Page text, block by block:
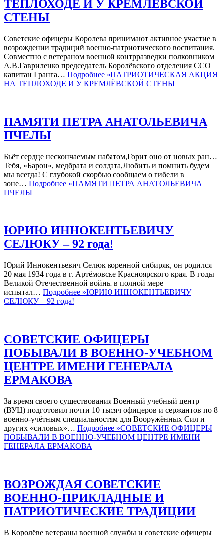
ТЕПЛОХОДЕ И У КРЕМЛЁВСКОЙ
СТЕНЫ
Советские офицеры Королева принимают активное участие в
возрождении традиций военно-патриотического воспитания.
Совместно с ветераном военной контрразведки полковником
А.В.Гавриленко председатель Королёвского отделения ССО
капитан I ранга… Подробнее »ПАТРИОТИЧЕСКАЯ АКЦИЯ
НА ТЕПЛОХОДЕ И У КРЕМЛЁВСКОЙ СТЕНЫ
ПАМЯТИ ПЕТРА АНАТОЛЬЕВИЧА
ПЧЕЛЫ
Бьёт сердце нескончаемым набатом,Горит оно от новых ран…
Тебя, «Барон», медбрата и солдата,Любить и помнить будем
мы всегда! С глубокой скорбью сообщаем о гибели в
зоне… Подробнее »ПАМЯТИ ПЕТРА АНАТОЛЬЕВИЧА
ПЧЕЛЫ
ЮРИЮ ИННОКЕНТЬЕВИЧУ
СЕЛЮКУ – 92 года!
Юрий Иннокентьевич Селюк коренной сибиряк, он родился
20 мая 1934 года в г. Артёмовске Красноярского края. В годы
Великой Отечественной войны в полной мере
испытал… Подробнее »ЮРИЮ ИННОКЕНТЬЕВИЧУ
СЕЛЮКУ – 92 года!
СОВЕТСКИЕ ОФИЦЕРЫ
ПОБЫВАЛИ В ВОЕННО-УЧЕБНОМ
ЦЕНТРЕ ИМЕНИ ГЕНЕРАЛА
ЕРМАКОВА
За время своего существования Военный учебный центр
(ВУЦ) подготовил почти 10 тысяч офицеров и сержантов по 8
военно-учётным специальностям для Вооружённых Сил и
других «силовых»… Подробнее »СОВЕТСКИЕ ОФИЦЕРЫ
ПОБЫВАЛИ В ВОЕННО-УЧЕБНОМ ЦЕНТРЕ ИМЕНИ
ГЕНЕРАЛА ЕРМАКОВА
ВОЗРОЖДАЯ СОВЕТСКИЕ
ВОЕННО-ПРИКЛАДНЫЕ И
ПАТРИОТИЧЕСКИЕ ТРАДИЦИИ
В Королёве ветераны военной службы и советские офицеры